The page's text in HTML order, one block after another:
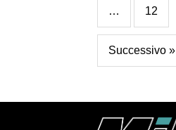
… 12
Successivo »